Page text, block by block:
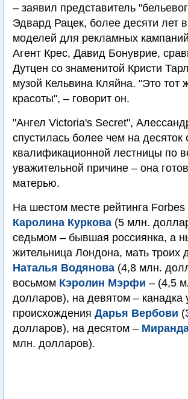
– заявил представитель
Эдвард Рацек, более десяти лет
моделей для рекламных
Агент Крес, Давид Бонуврие,
Дутцен со знаменитой Кристи
музой Кельвина Кляйна. "Это тот
красоты", – говорит он.
"Ангел Victoria's Secret",
спустилась более чем на десяток
квалификационной лестницы по
уважительной причине – она
матерью.
На шестом месте рейтинга
Каролина Куркова (5 млн.
седьмом – бывшая россиянка, а
жительница Лондона, мать троих
Наталья Водянова (4,8 млн.
восьмом Кэролин Мэрфи – (4,5
долларов), на девятом – канадка
происхождения Дарья Вербови
долларов), на десятом –
млн. долларов).